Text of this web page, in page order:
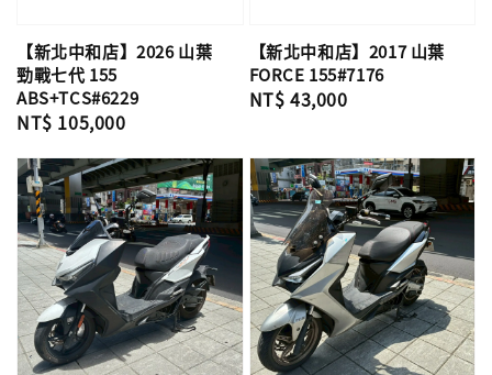
【新北中和店】2026 山葉
勁戰七代 155
ABS+TCS#6229
Regular
NT$ 105,000
【新北中和店】2017 山葉
FORCE 155#7176
Regular
NT$ 43,000